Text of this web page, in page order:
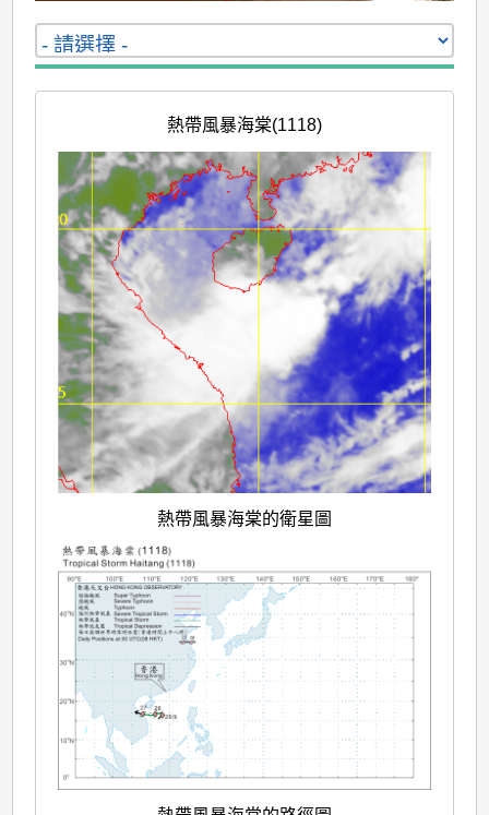
熱帶風暴海棠(1118)
熱帶風暴海棠的衛星圖